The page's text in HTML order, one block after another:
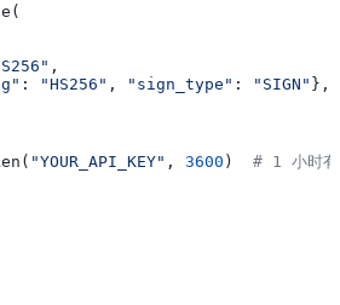
,
: "HS256" , "sign_type" : "SIGN" },
"YOUR_API_KEY" , 3600 ) # 1 小时有